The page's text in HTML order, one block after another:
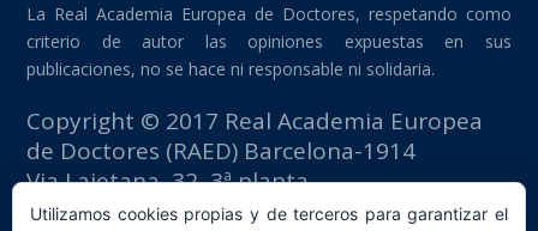
La Real Academia Europea de Doctores, respetando como
criterio de autor las opiniones expuestas en sus
publicaciones, no se hace ni responsable ni solidaria.
Copyright © 2017 Real Academia Europea
de Doctores (RAED) Barcelona-1914
Via Laietana, 32, 3ª planta
Edificio Fomento del Trabajo
Utilizamos cookies propias y de terceros para garantizar el